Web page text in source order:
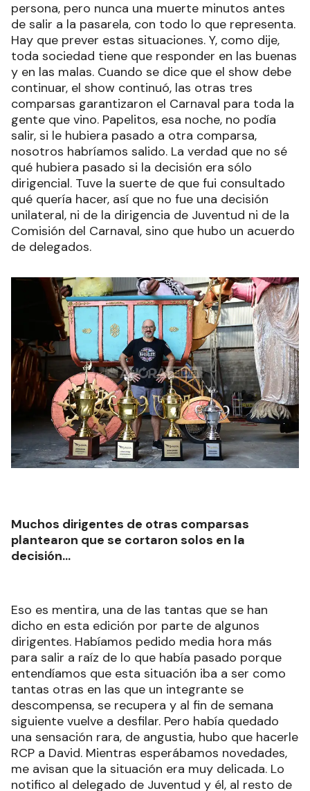
persona, pero nunca una muerte minutos antes
de salir a la pasarela, con todo lo que representa.
Hay que prever estas situaciones. Y, como dije,
toda sociedad tiene que responder en las buenas
y en las malas. Cuando se dice que el show debe
continuar, el show continuó, las otras tres
comparsas garantizaron el Carnaval para toda la
gente que vino. Papelitos, esa noche, no podía
salir, si le hubiera pasado a otra comparsa,
nosotros habríamos salido. La verdad que no sé
qué hubiera pasado si la decisión era sólo
dirigencial. Tuve la suerte de que fui consultado
qué quería hacer, así que no fue una decisión
unilateral, ni de la dirigencia de Juventud ni de la
Comisión del Carnaval, sino que hubo un acuerdo
de delegados.
Muchos dirigentes de otras comparsas
plantearon que se cortaron solos en la
decisión…
Eso es mentira, una de las tantas que se han
dicho en esta edición por parte de algunos
dirigentes. Habíamos pedido media hora más
para salir a raíz de lo que había pasado porque
entendíamos que esta situación iba a ser como
tantas otras en las que un integrante se
descompensa, se recupera y al fin de semana
siguiente vuelve a desfilar. Pero había quedado
una sensación rara, de angustia, hubo que hacerle
RCP a David. Mientras esperábamos novedades,
me avisan que la situación era muy delicada. Lo
notifico al delegado de Juventud y él, al resto de